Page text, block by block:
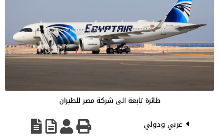
طائرة تابعة الى شركة مصر للطيران
عربي ودولي